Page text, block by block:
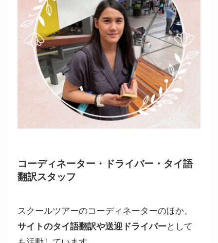
コーディネーター・ドライバー・タイ語
翻訳スタッフ
スクールツアーのコーディネーターのほか、
サイトのタイ語翻訳や送迎ドライバー として